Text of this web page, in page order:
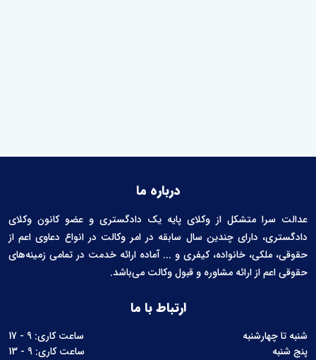
درباره ما
عدالت سرا متشکل از وکلای پایه یک دادگستری و عضو کانون وکلای
دادگستری، دارای چندین سال سابقه در امر وکالت در انواع دعاوی اعم از
حقوقی، ملکی، خانواده، کیفری و ... آماده ارائه خدمت در تمامی زمینه‌های
حقوقی اعم از ارائه مشاوره و قبول وکالت می‌باشد.
ارتباط با ما
شنبه تا چهارشنبه
ساعت کاری: 9 - 17
پنج شنبه
ساعت کاری: 9 - 13